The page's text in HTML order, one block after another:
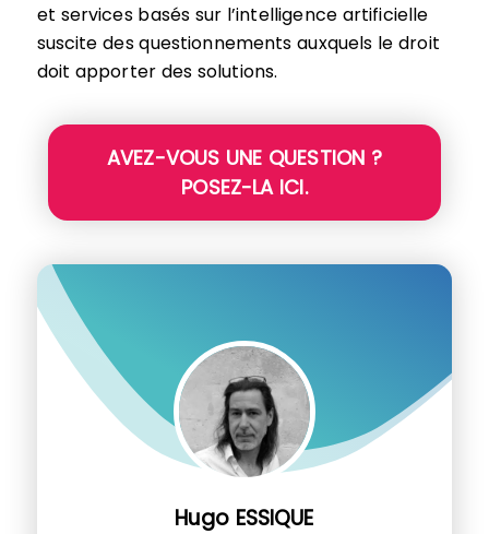
et services basés sur l’intelligence artificielle
suscite des questionnements auxquels le droit
doit apporter des solutions.
AVEZ-VOUS UNE QUESTION ?
POSEZ-LA ICI.
Hugo ESSIQUE